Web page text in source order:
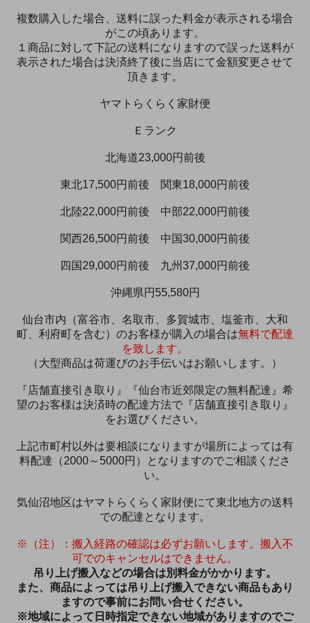
複数購入した場合、送料に誤った料金が表示される場合
がこの頃あります。
１商品に対して下記の送料になりますので誤った送料が
表示された場合は決済終了後に当店にて金額変更させて
頂きます。
ヤマトらくらく家財便
Ｅランク
北海道23,000円前後
東北17,500円前後 関東18,000円前後
北陸22,000円前後 中部22,000円前後
関西26,500円前後 中国30,000円前後
四国29,000円前後 九州37,000円前後
沖縄県円55,580円
仙台市内（富谷市、名取市、多賀城市、塩釜市、大和
町、利府町を含む）のお客様が購入の場合は無料で配達
を致します。
（大型商品は荷運びのお手伝いはお願いします。）
『店舗直接引き取り』『仙台市近郊限定の無料配達』希
望のお客様は決済時の配達方法で『店舗直接引き取り』
をお選びください。
上記市町村以外は要相談になりますが場所によっては有
料配達（2000～5000円）となりますのでご相談くださ
い。
気仙沼地区はヤマトらくらく家財便にて東北地方の送料
での配達となります。
※（注）：搬入経路の確認は必ずお願いします。搬入不
可でのキャンセルはできません。
吊り上げ搬入などの場合は別料金がかかります。
また、商品によっては吊り上げ搬入できない商品もあり
ますので事前にお問い合せください。
※地域によって日時指定できない地域がありますのでご